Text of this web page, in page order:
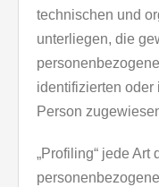
technischen und
unterliegen, die
identifizierten
Person
„Profiling“ jede Art